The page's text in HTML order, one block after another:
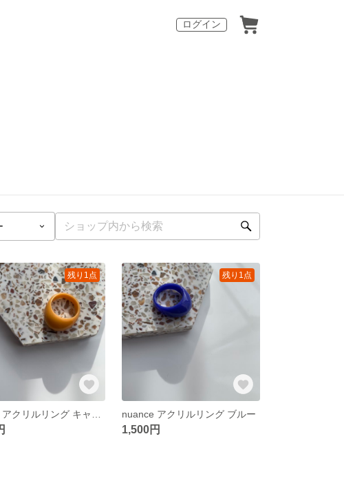
ログイン
残り1点 残り1点
nuance アクリルリング ブルー
1,500円